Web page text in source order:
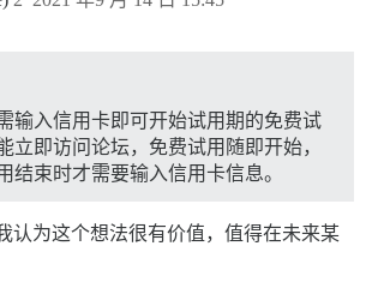
输入信用卡即可开始试用期的免费试
立即访问论坛，免费试用随即开始，
结束时才需要输入信用卡信息。
认为这个想法很有价值，值得在未来某